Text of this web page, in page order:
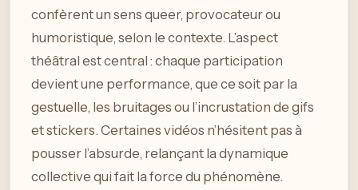
confèrent un sens queer, provocateur ou
humoristique, selon le contexte. L’aspect
théâtral est central : chaque participation
devient une performance, que ce soit par la
gestuelle, les bruitages ou l’incrustation de gifs
et stickers. Certaines vidéos n’hésitent pas à
pousser l’absurde, relançant la dynamique
collective qui fait la force du phénomène.